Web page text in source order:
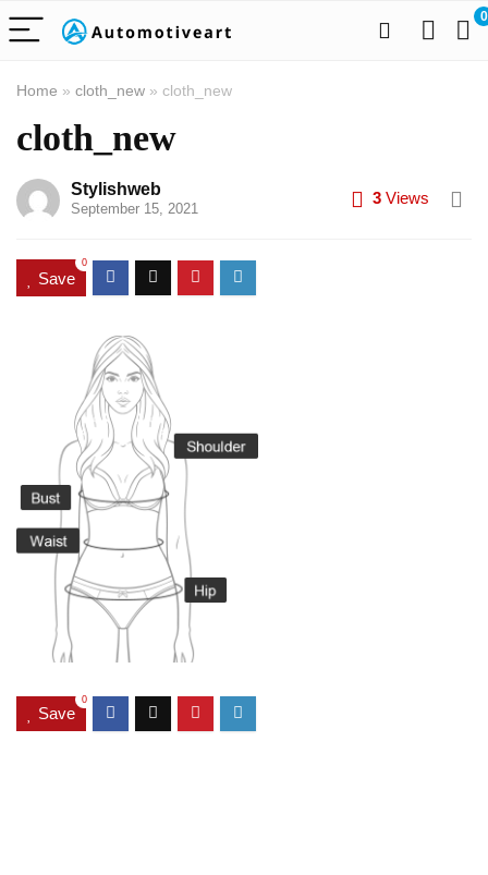
0
Home » cloth_new » cloth_new
cloth_new
Stylishweb
September 15, 2021
3 Views
Save
0
Save
0